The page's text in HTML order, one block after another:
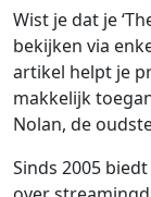
Wist je dat je
bekijken via
artikel helpt je
makkelijk
Nolan, de
Sinds 2005